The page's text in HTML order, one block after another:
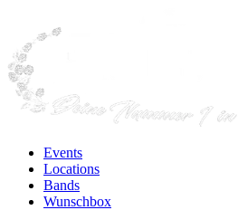
Events
Locations
Bands
Wunschbox